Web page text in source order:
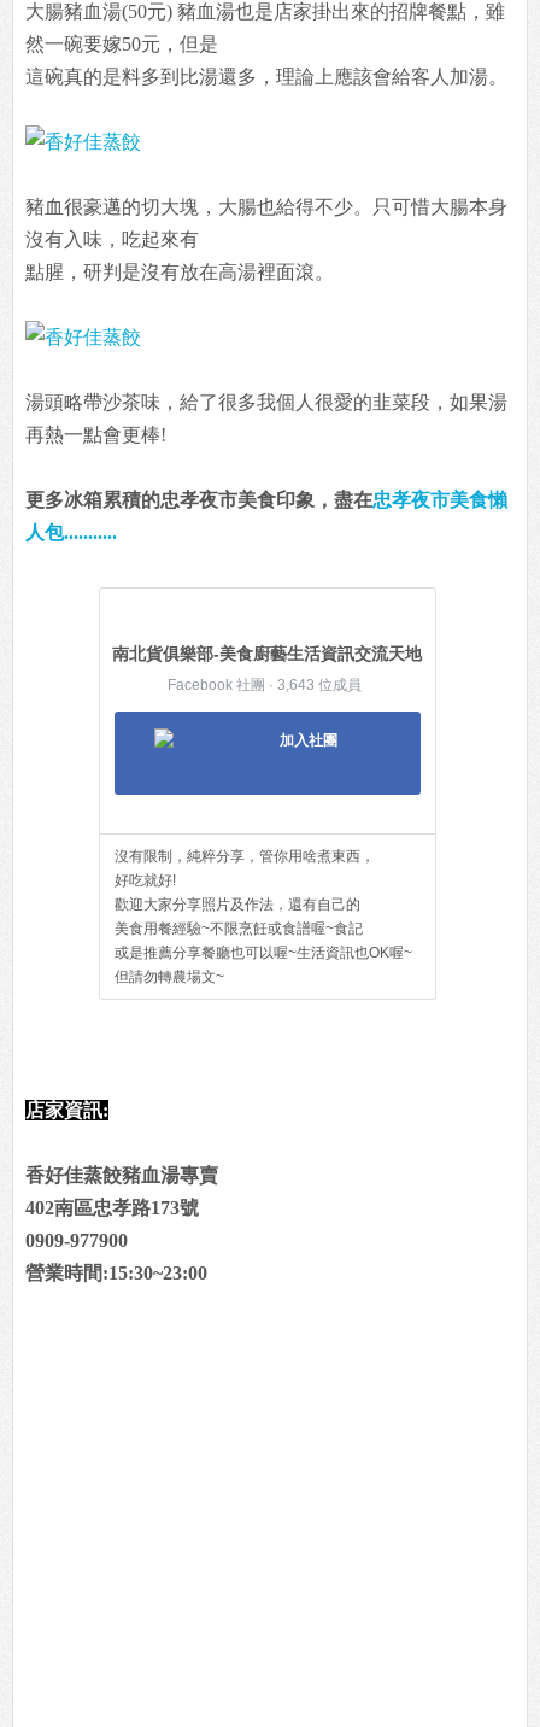
大腸豬血湯(50元) 豬血湯也是店家掛出來的招牌餐點，雖
然一碗要嫁50元，但是
這碗真的是料多到比湯還多，理論上應該會給客人加湯。
豬血很豪邁的切大塊，大腸也給得不少。只可惜大腸本身
沒有入味，吃起來有
點腥，研判是沒有放在高湯裡面滾。
湯頭略帶沙茶味，給了很多我個人很愛的韭菜段，如果湯
再熱一點會更棒!
更多冰箱累積的忠孝夜市美食印象，盡在忠孝夜市美食懶
人包...........
南北貨俱樂部-美食廚藝生活資訊交流天地
Facebook 社團 · 3,643 位成員
加入社團
沒有限制，純粹分享，管你用啥煮東西，
好吃就好!
歡迎大家分享照片及作法，還有自己的
美食用餐經驗~不限烹飪或食譜喔~食記
或是推薦分享餐廳也可以喔~生活資訊也OK喔~
但請勿轉農場文~
店家資訊:
香好佳蒸餃豬血湯專賣
402南區忠孝路173號
0909-977900
營業時間:15:30~23:00